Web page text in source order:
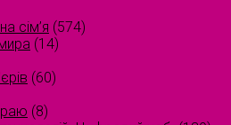
сім’я (574)
(14)
(60)
(8)